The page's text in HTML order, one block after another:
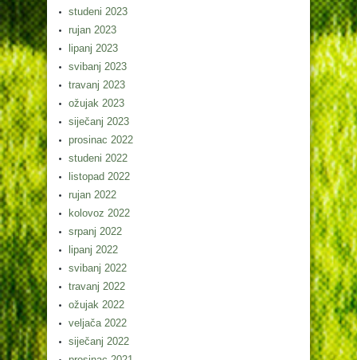
studeni 2023
rujan 2023
lipanj 2023
svibanj 2023
travanj 2023
ožujak 2023
siječanj 2023
prosinac 2022
studeni 2022
listopad 2022
rujan 2022
kolovoz 2022
srpanj 2022
lipanj 2022
svibanj 2022
travanj 2022
ožujak 2022
veljača 2022
siječanj 2022